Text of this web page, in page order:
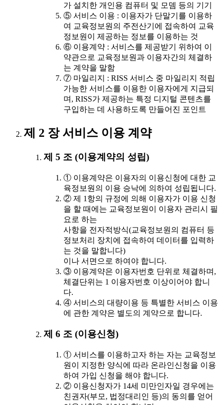
가 설치한 개인용 컴퓨터 및 모뎀 등의 기기
⑤ 서비스 이용 : 이용자가 단말기를 이용하
여 교육정보원의 주전산기에 접속하여 교육
정보원이 제공하는 정보를 이용하는 것
⑥ 이용계약 : 서비스를 제공받기 위하여 이
약관으로 교육정보원과 이용자간의 체결하
는 계약을 말함
⑦ 마일리지 : RISS 서비스 중 마일리지 적립
가능한 서비스를 이용한 이용자에게 지급되
며, RISS가 제공하는 특정 디지털 콘텐츠를
구입하는 데 사용하도록 만들어진 포인트
제 2 장 서비스 이용 계약
제 5 조 (이용계약의 성립)
① 이용계약은 이용자의 이용신청에 대한 교
육정보원의 이용 승낙에 의하여 성립됩니다.
② 제 1항의 규정에 의해 이용자가 이용 신청
을 할 때에는 교육정보원이 이용자 관리시 필
요로 하는
사항을 전자적방식(교육정보원의 컴퓨터 등
정보처리 장치에 접속하여 데이터를 입력하
는 것을 말합니다)
이나 서면으로 하여야 합니다.
③ 이용계약은 이용자번호 단위로 체결하며,
체결단위는 1 이용자번호 이상이어야 합니
다.
④ 서비스의 대량이용 등 특별한 서비스 이용
에 관한 계약은 별도의 계약으로 합니다.
제 6 조 (이용신청)
① 서비스를 이용하고자 하는 자는 교육정보
원이 지정한 양식에 따라 온라인신청을 이용
하여 가입 신청을 해야 합니다.
② 이용신청자가 14세 미만인자일 경우에는
친권자(부모, 법정대리인 등)의 동의를 얻어